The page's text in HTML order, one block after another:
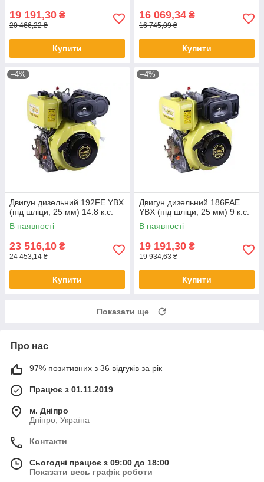
19 191,30 ₴
20 466,22 ₴
Купити
16 069,34 ₴
16 745,09 ₴
Купити
–4%
Двигун дизельний 192FE YBX
(під шліци, 25 мм) 14.8 к.с.
В наявності
23 516,10 ₴
24 453,14 ₴
Купити
–4%
Двигун дизельний 186FAE
YBX (під шліци, 25 мм) 9 к.с.
В наявності
19 191,30 ₴
19 934,63 ₴
Купити
Показати ще
Про нас
97% позитивних з 36 відгуків за рік
Працює з 01.11.2019
м. Дніпро
Дніпро, Україна
Контакти
Сьогодні працює з 09:00 до 18:00
Показати весь графік роботи